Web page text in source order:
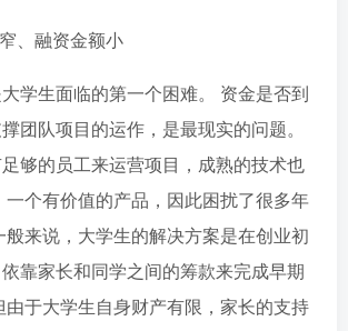
、融资金额小
学生面临的第一个困难。 资金是否到
团队项目的运作，是最现实的问题。
够的员工来运营项目，成熟的技术也
个有价值的产品，因此困扰了很多年
来说，大学生的解决方案是在创业初
靠家长和同学之间的筹款来完成早期
由于大学生自身财产有限，家长的支持